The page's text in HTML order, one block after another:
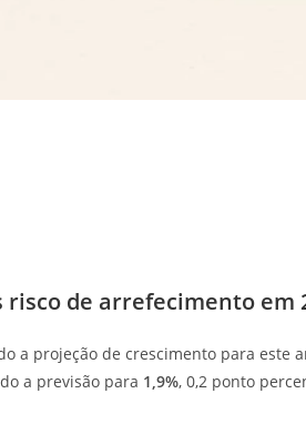
de arrefecimento em
a projeção de crescimento para este
a previsão para 1,9%, 0,2 ponto